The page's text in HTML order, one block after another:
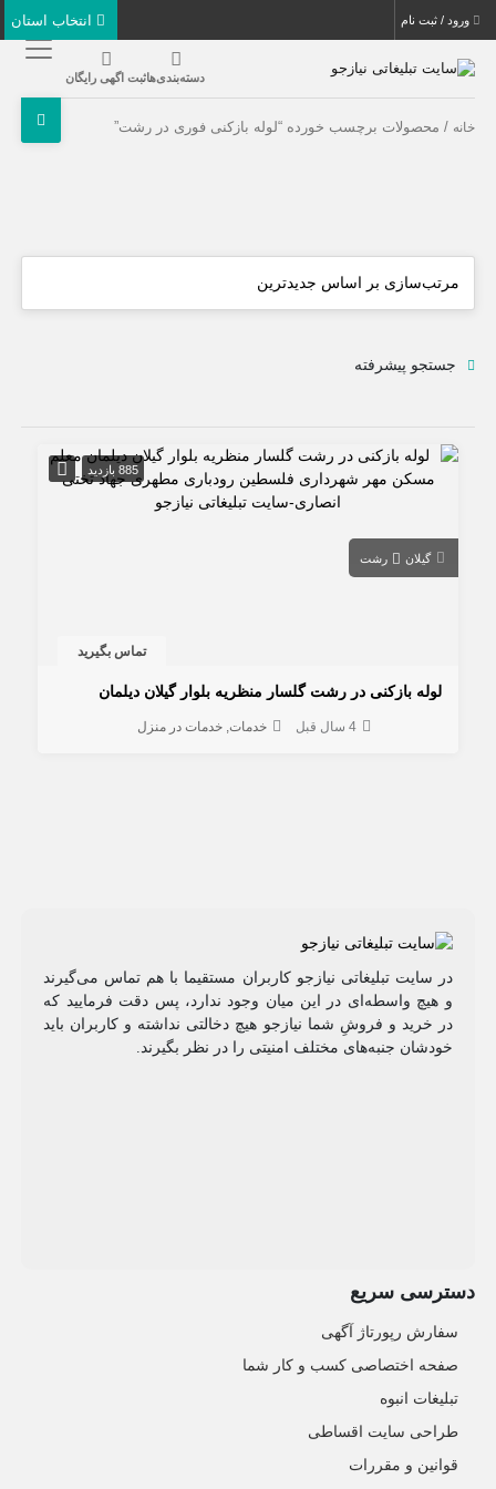
ورود / ثبت نام
دسته‌بندی‌هاثبت اگهی رایگان
خانه / محصولات برچسب خورده “لوله بازکنی فوری در رشت”
جستجو پیشرفته
885 بازدید
گیلان رشت
تماس بگیرید
لوله بازکنی در رشت گلسار منظریه بلوار گیلان دیلمان
4 سال قبل خدمات خدمات در منزل
در سایت تبلیغاتی نیازجو کاربران مستقیما با هم تماس می‌گیرند
و هیچ واسطه‌ای در این میان وجود ندارد، پس دقت فرمایید که
در خرید و فروشِ شما نیازجو هیچ دخالتی نداشته و کاربران باید
خودشان جنبه‌های مختلف امنیتی را در نظر بگیرند.
دسترسی سریع
سفارش رپورتاژ آگهی
صفحه اختصاصی کسب و کار شما
تبلیغات انبوه
طراحی سایت اقساطی
قوانین و مقررات